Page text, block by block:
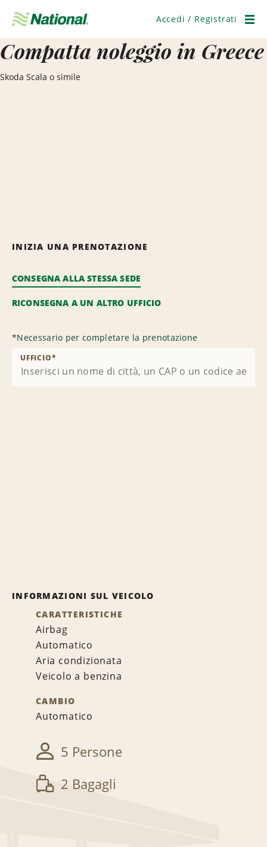
navigazione
Accedi / Registrati
Compatta noleggio in Greece
Skoda Scala o simile
INIZIA UNA PRENOTAZIONE
CONSEGNA ALLA STESSA SEDE
RICONSEGNA A UN ALTRO UFFICIO
*Necessario per completare la prenotazione
UFFICIO*
INFORMAZIONI SUL VEICOLO
CARATTERISTICHE
Airbag
Automatico
Aria condizionata
Veicolo a benzina
CAMBIO
Automatico
5 Persone
2 Bagagli